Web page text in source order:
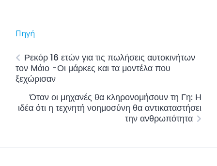
Πηγή
Ρεκόρ 16 ετών για τις πωλήσεις αυτοκινήτων
τον Μάιο -Οι μάρκες και τα μοντέλα που
ξεχώρισαν
Όταν οι μηχανές θα κληρονομήσουν τη Γη: Η
ιδέα ότι η τεχνητή νοημοσύνη θα αντικαταστήσει
την ανθρωπότητα